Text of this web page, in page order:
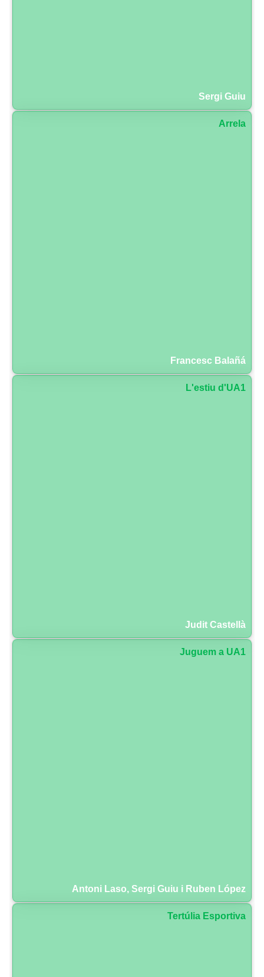
Sergi Guiu
Arrela
Francesc Balañá
L'estiu d'UA1
Judit Castellà
Juguem a UA1
Antoni Laso, Sergi Guiu i Ruben López
Tertúlia Esportiva